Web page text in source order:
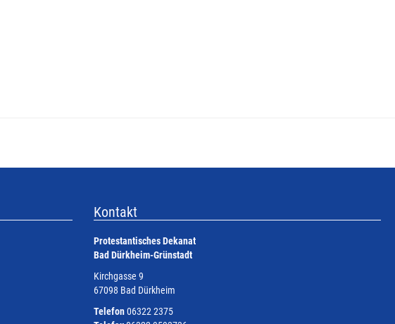
Kontakt
Protestantisches Dekanat
Bad Dürkheim-Grünstadt
Kirchgasse 9
67098 Bad Dürkheim
Telefon06322 2375